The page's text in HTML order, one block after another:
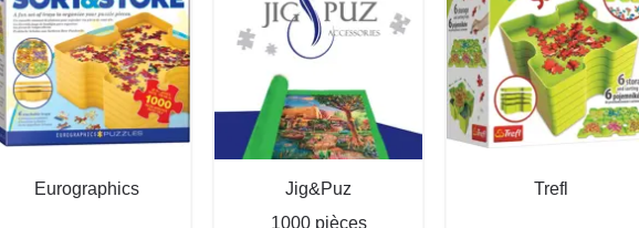
Eurographics
Jig&Puz
1000 pièces
Trefl